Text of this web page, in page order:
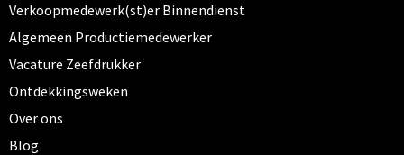
Verkoopmedewerk(st)er Binnendienst
Algemeen Productiemedewerker
Vacature Zeefdrukker
Ontdekkingsweken
Over ons
Blog